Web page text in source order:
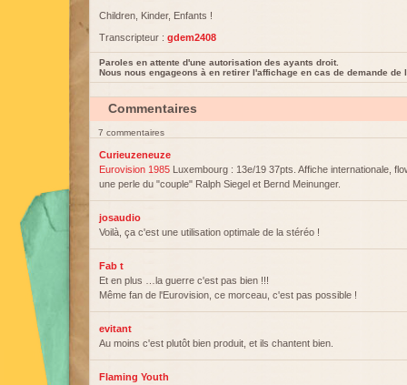
Children, Kinder, Enfants !
Transcripteur : gdem2408
Paroles en attente d'une autorisation des ayants droit.
Nous nous engageons à en retirer l'affichage en cas de demande de
Commentaires
7 commentaires
Curieuzeneuze
Eurovision 1985 Luxembourg : 13e/19 37pts. Affiche internationale,
une perle du "couple" Ralph Siegel et Bernd Meinunger.
josaudio
Voilà, ça c'est une utilisation optimale de la stéréo !
Fab t
Et en plus …la guerre c'est pas bien !!!
Même fan de l'Eurovision, ce morceau, c'est pas possible !
evitant
Au moins c'est plutôt bien produit, et ils chantent bien.
Flaming Youth